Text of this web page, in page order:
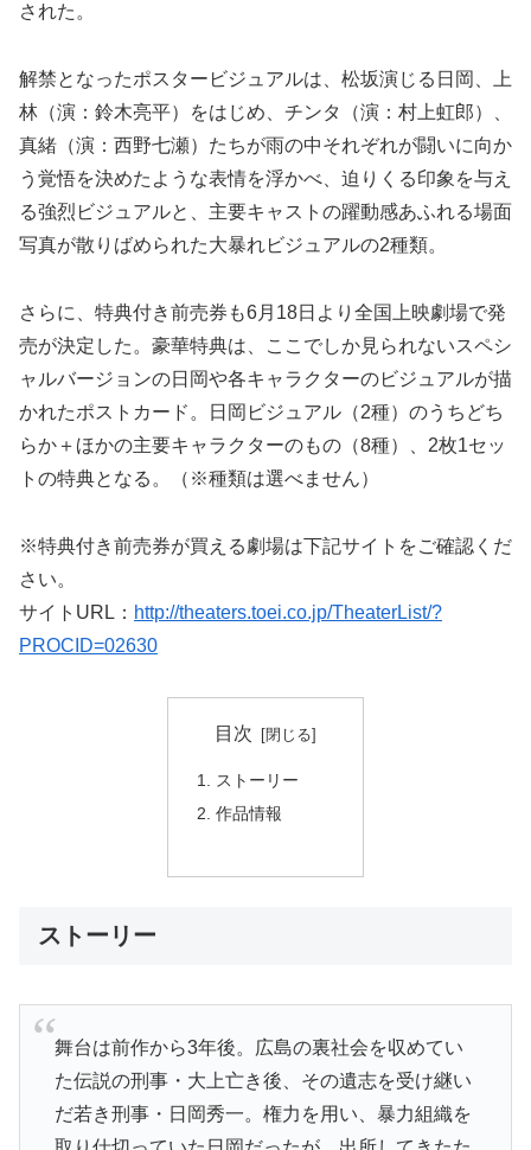
された。
解禁となったポスタービジュアルは、松坂演じる日岡、上
林（演：鈴木亮平）をはじめ、チンタ（演：村上虹郎）、
真緒（演：西野七瀬）たちが雨の中それぞれが闘いに向か
う覚悟を決めたような表情を浮かべ、迫りくる印象を与え
る強烈ビジュアルと、主要キャストの躍動感あふれる場面
写真が散りばめられた大暴れビジュアルの2種類。
さらに、特典付き前売券も6月18日より全国上映劇場で発
売が決定した。豪華特典は、ここでしか見られないスペシ
ャルバージョンの日岡や各キャラクターのビジュアルが描
かれたポストカード。日岡ビジュアル（2種）のうちどち
らか＋ほかの主要キャラクターのもの（8種）、2枚1セッ
トの特典となる。（※種類は選べません）
※特典付き前売券が買える劇場は下記サイトをご確認くだ
さい。
サイトURL： http://theaters.toei.co.jp/TheaterList/?
PROCID=02630
目次
ストーリー
作品情報
ストーリー
舞台は前作から3年後。広島の裏社会を収めてい
た伝説の刑事・大上亡き後、その遺志を受け継い
だ若き刑事・日岡秀一。権力を用い、暴力組織を